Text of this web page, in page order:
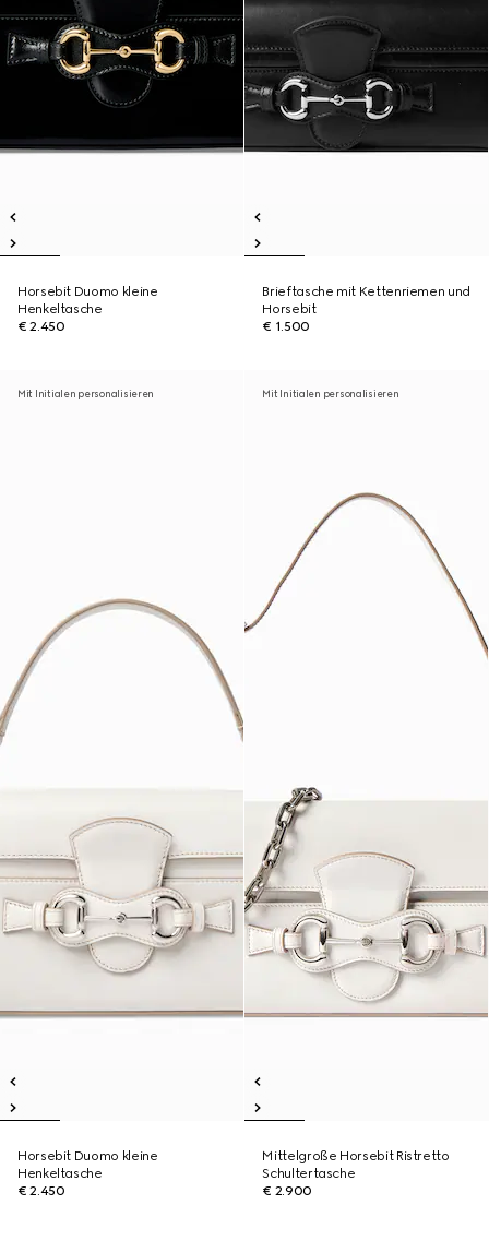
Horsebit Duomo kleine
Henkeltasche
€ 2.450
Brieftasche mit Kettenriemen und
Horsebit
€ 1.500
Mit Initialen personalisieren
Horsebit Duomo kleine
Henkeltasche
€ 2.450
Mit Initialen personalisieren
Mittelgroße Horsebit Ristretto
Schultertasche
€ 2.900